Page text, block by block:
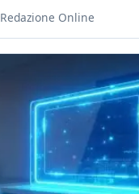
Redazione Online